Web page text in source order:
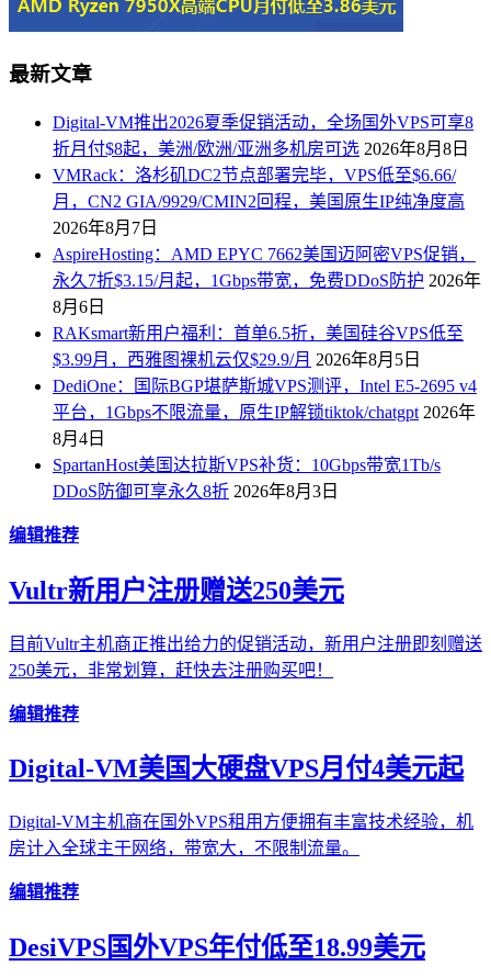
最新文章
Digital-VM推出2026夏季促销活动，全场国外VPS可享8
折月付$8起，美洲/欧洲/亚洲多机房可选 2026年8月8日
VMRack：洛杉矶DC2节点部署完毕，VPS低至$6.66/
月，CN2 GIA/9929/CMIN2回程，美国原生IP纯净度高
2026年8月7日
AspireHosting：AMD EPYC 7662美国迈阿密VPS促销，
永久7折$3.15/月起，1Gbps带宽，免费DDoS防护 2026年
8月6日
RAKsmart新用户福利：首单6.5折，美国硅谷VPS低至
$3.99月，西雅图裸机云仅$29.9/月 2026年8月5日
DediOne：国际BGP堪萨斯城VPS测评，Intel E5-2695 v4
平台，1Gbps不限流量，原生IP解锁tiktok/chatgpt 2026年
8月4日
SpartanHost美国达拉斯VPS补货：10Gbps带宽1Tb/s
DDoS防御可享永久8折 2026年8月3日
编辑推荐
Vultr新用户注册赠送250美元
目前Vultr主机商正推出给力的促销活动，新用户注册即刻赠送
250美元，非常划算，赶快去注册购买吧！
编辑推荐
Digital-VM美国大硬盘VPS月付4美元起
Digital-VM主机商在国外VPS租用方便拥有丰富技术经验，机
房计入全球主干网络，带宽大，不限制流量。
编辑推荐
DesiVPS国外VPS年付低至18.99美元